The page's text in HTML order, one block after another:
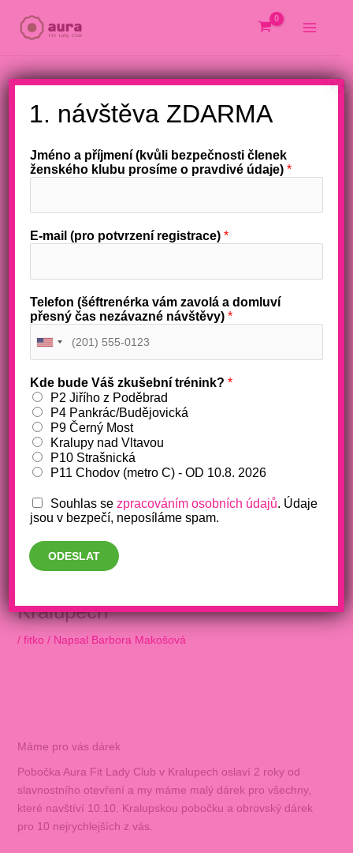
Kralupech
/ fitko / Napsal Barbora Makošová
Máme pro vás dárek
Pobočka Aura Fit Lady Club v Kralupech oslaví 2 roky od
slavnostního otevření a my máme malý dárek pro všechny,
které navštíví 10.10. Kralupskou pobočku a obrovský dárek
pro 10 nejrychlejších z vás.
1. návštěva ZDARMA
Jméno a příjmení (kvůli bezpečnosti členek
ženského klubu prosíme o pravdivé údaje)*
E-mail (pro potvrzení registrace)*
Telefon (šéftrenérka vám zavolá a domluví
přesný čas nezávazné návštěvy)*
Kde bude Váš zkušební trénink?*
P2 Jiřího z Poděbrad
P4 Pankrác/Budějovická
P9 Černý Most
Kralupy nad Vltavou
P10 Strašnická
P11 Chodov (metro C) - OD 10.8. 2026
Souhlas sezpracováním osobních údajů. Údaje
jsou v bezpečí, neposíláme spam.
ODESLAT
X